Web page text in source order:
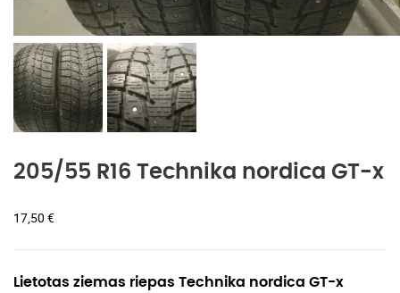
205/55 R16 Technika nordica GT-x
17,50 €
Lietotas ziemas riepas Technika nordica GT-x